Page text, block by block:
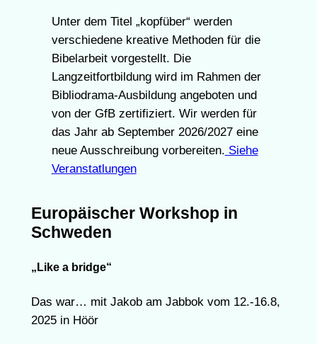
Unter dem Titel „kopfüber“ werden
verschiedene kreative Methoden für die
Bibelarbeit vorgestellt. Die
Langzeitfortbildung wird im Rahmen der
Bibliodrama-Ausbildung angeboten und
von der GfB zertifiziert. Wir werden für
das Jahr ab September 2026/2027 eine
neue Ausschreibung vorbereiten. Siehe
Veranstatlungen
Europäischer Workshop in
Schweden
„Like a bridge“
Das war… mit Jakob am Jabbok vom 12.-16.8,
2025 in Höör